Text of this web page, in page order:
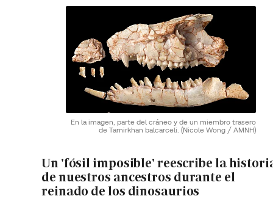
En la imagen, parte del cráneo y de un miembro trasero
de Tamirkhan balcarceli. (Nicole Wong / AMNH)
Un 'fósil imposible' reescribe la
de nuestros ancestros durante el
reinado de los dinosaurios